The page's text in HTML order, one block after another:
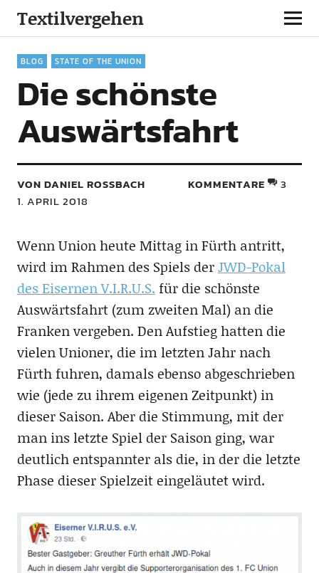
Textilvergehen
BLOG STATE OF THE UNION
Die schönste
Auswärtsfahrt
VON DANIEL ROSSBACH
1. APRIL 2018
KOMMENTARE 3
Wenn Union heute Mittag in Fürth antritt,
wird im Rahmen des Spiels derJWD-Pokal
des Eisernen V.I.R.U.S. für die schönste
Auswärtsfahrt (zum zweiten Mal) an die
Franken vergeben. Den Aufstieg hatten die
vielen Unioner, die im letzten Jahr nach
Fürth fuhren, damals ebenso abgeschrieben
wie (jede zu ihrem eigenen Zeitpunkt) in
dieser Saison. Aber die Stimmung, mit der
man ins letzte Spiel der Saison ging, war
deutlich entspannter als die, in der die letzte
Phase dieser Spielzeit eingeläutet wird.